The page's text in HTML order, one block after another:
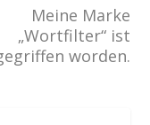
Meine Marke
„Wortfilter“ ist
worden.